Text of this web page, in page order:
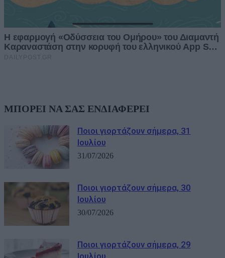
ΜΠΟΡΕΙ ΝΑ ΣΑΣ ΕΝΔΙΑΦΕΡΕΙ
Ποιοι γιορτάζουν σήμερα, 31
Ιουλίου
31/07/2026
Ποιοι γιορτάζουν σήμερα, 30
Ιουλίου
30/07/2026
Ποιοι γιορτάζουν σήμερα, 29
Ιουλίου